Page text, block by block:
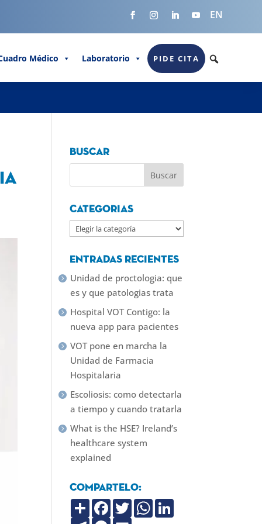
EN
Médico Laboratorio PIDE CITA
Buscar
Categorias
Categorias
Entradas recientes
Unidad de proctologia: que
es y que patologias trata
Hospital VOT Contigo: la
nueva app para pacientes
VOT pone en marcha la
Unidad de Farmacia
Hospitalaria
Escoliosis: como detectarla
a tiempo y cuando tratarla
What is the HSE? Ireland’s
healthcare system
explained
Compartelo:
C
o
F
a
T
w
W
h